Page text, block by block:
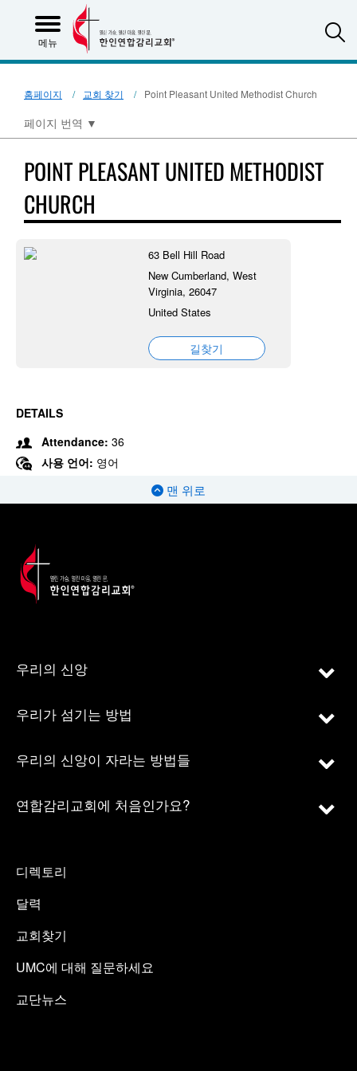
메뉴
홈페이지 교회 찾기 Point Pleasant United Methodist Church
페이지 번역 ▼
POINT PLEASANT UNITED METHODIST
CHURCH
63 Bell Hill Road
New Cumberland, West
Virginia, 26047
United States
길찾기
DETAILS
Attendance: 36
사용 언어: 영어
맨 위로
우리의 신앙
우리가 섬기는 방법
우리의 신앙이 자라는 방법들
연합감리교회에 처음인가요?
디렉토리
달력
교회찾기
UMC에 대해 질문하세요
교단뉴스